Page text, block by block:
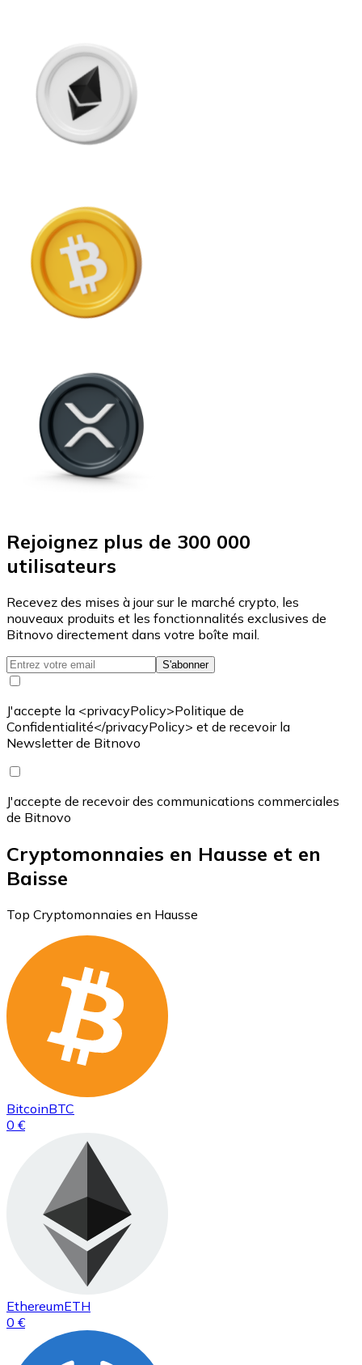
Rejoignez plus de 300 000
utilisateurs
Recevez des mises à jour sur le marché crypto, les
nouveaux produits et les fonctionnalités exclusives de
Bitnovo directement dans votre boîte mail.
S'abonner
J'accepte la <privacyPolicy>Politique de
Confidentialité</privacyPolicy> et de recevoir la
Newsletter de Bitnovo
J'accepte de recevoir des communications commerciales
de Bitnovo
Cryptomonnaies en Hausse et en
Baisse
Top Cryptomonnaies en Hausse
BitcoinBTC
0 €
EthereumETH
0 €